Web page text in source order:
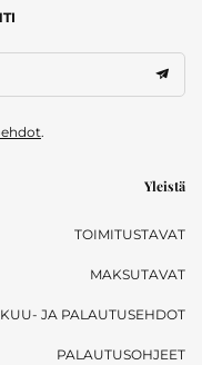
.
Yleistä
TOIMITUSTAVAT
MAKSUTAVAT
JA PALAUTUSEHDOT
PALAUTUSOHJEET